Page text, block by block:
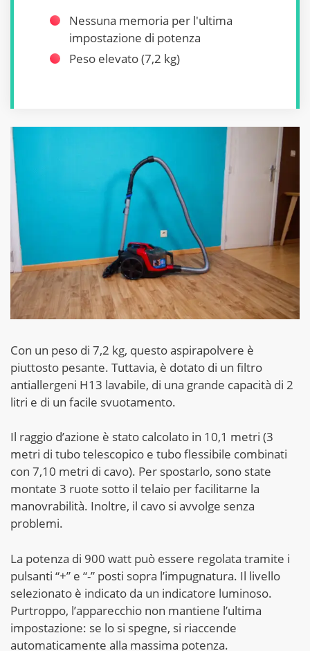
Nessuna memoria per l'ultima
impostazione di potenza
Peso elevato (7,2 kg)
Con un peso di 7,2 kg, questo aspirapolvere è
piuttosto pesante. Tuttavia, è dotato di un filtro
antiallergeni H13 lavabile, di una grande capacità di 2
litri e di un facile svuotamento.
Il raggio d’azione è stato calcolato in 10,1 metri (3
metri di tubo telescopico e tubo flessibile combinati
con 7,10 metri di cavo). Per spostarlo, sono state
montate 3 ruote sotto il telaio per facilitarne la
manovrabilità. Inoltre, il cavo si avvolge senza
problemi.
La potenza di 900 watt può essere regolata tramite i
pulsanti “+” e “-” posti sopra l’impugnatura. Il livello
selezionato è indicato da un indicatore luminoso.
Purtroppo, l’apparecchio non mantiene l’ultima
impostazione: se lo si spegne, si riaccende
automaticamente alla massima potenza.